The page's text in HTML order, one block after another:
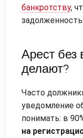
банкротству,
задолженность.
Арест без
делают?
Часто
уведомление
понимать: в
на